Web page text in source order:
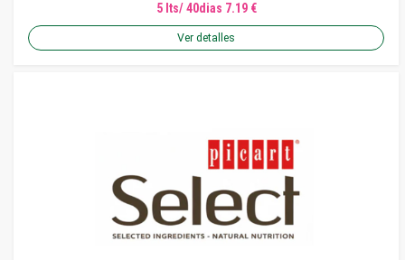
5 lts/ 40dias 7.19 €
Ver detalles